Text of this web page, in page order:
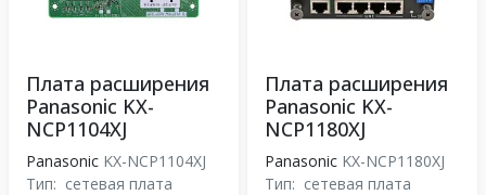
Плата расширения
Panasonic KX-
NCP1104XJ
Panasonic KX-NCP1104XJ
Тип: сетевая плата
Плата расширения
Panasonic KX-
NCP1180XJ
Panasonic KX-NCP1180XJ
Тип: сетевая плата